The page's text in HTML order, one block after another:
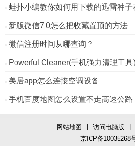
蛙扑小编教你如何用下载的迅雷种子
新版微信7.0怎么把收藏置顶的方法
微信注册时间从哪查询？
Powerful Cleaner(手机强力清理工
美居app怎么连接空调设备
手机百度地图怎么设置不走高速公路
网站地图 访问电脑版
京ICP备10035268